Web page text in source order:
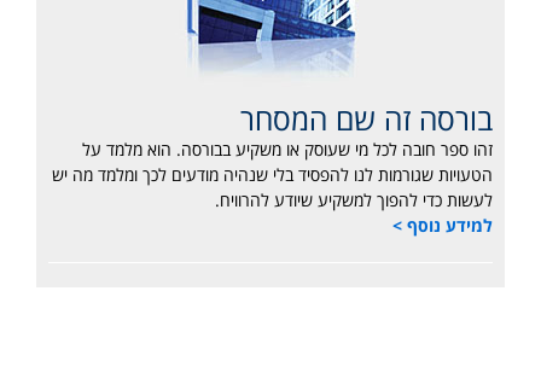
בורסה זה שם המסחר
זהו ספר חובה לכל מי שעוסק או משקיע בבורסה. הוא מלמד על
הטעויות שגורמות לנו להפסיד בלי שנהיה מודעים לכך ומלמד מה יש
לעשות כדי להפוך למשקיע שיודע להרוויח.
למידע נוסף >